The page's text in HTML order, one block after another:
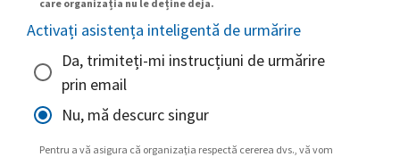
care organizația nu le deține deja.
Activați asistența inteligentă de urmărire
Da, trimiteți-mi instrucțiuni de urmărire
prin email
Nu, mă descurc singur
Pentru a vă asigura că organizația respectă cererea dvs., vă vom